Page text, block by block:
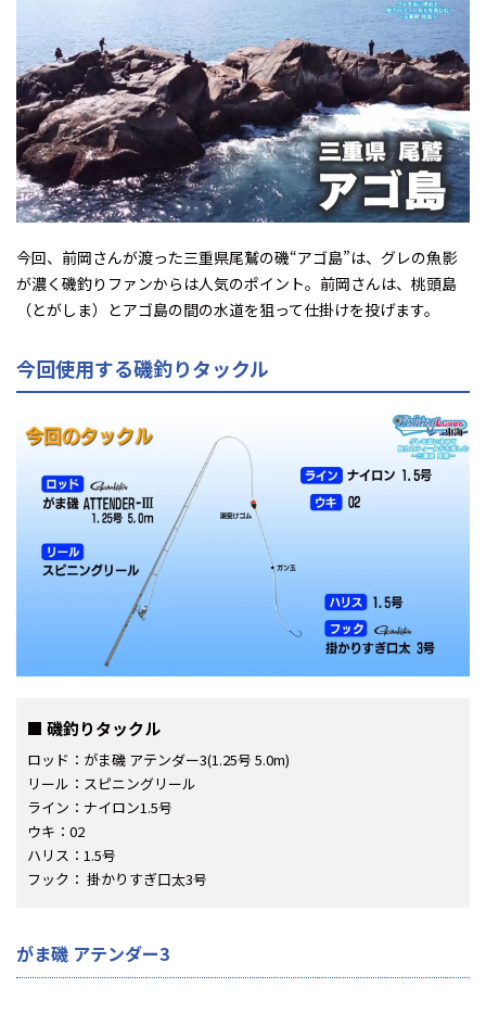
今回、前岡さんが渡った三重県尾鷲の磯“アゴ島”は、グレの魚影
が濃く磯釣りファンからは人気のポイント。前岡さんは、桃頭島
（とがしま）とアゴ島の間の水道を狙って仕掛けを投げます。
今回使用する磯釣りタックル
磯釣りタックル
ロッド：がま磯 アテンダー3(1.25号 5.0m)
リール：スピニングリール
ライン：ナイロン1.5号
ウキ：02
ハリス：1.5号
フック： 掛かりすぎ口太3号
がま磯 アテンダー3